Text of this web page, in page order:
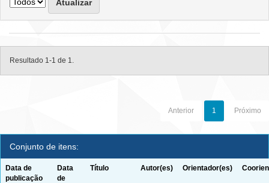
Resultado 1-1 de 1.
Anterior 1 Próximo
Conjunto de itens:
Data de
publicação
Data
de
Título Autor(es) Orientador(es)